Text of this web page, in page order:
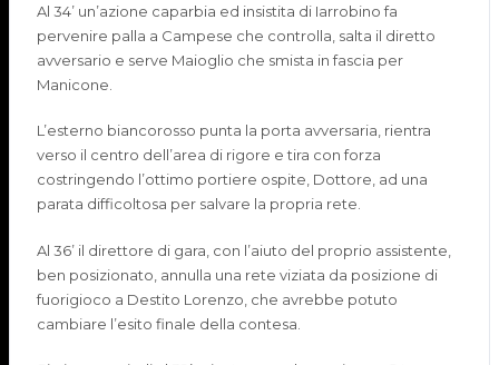
Al 34’ un’azione caparbia ed insistita di Iarrobino fa
pervenire palla a Campese che controlla, salta il diretto
avversario e serve Maioglio che smista in fascia per
Manicone
L’esterno biancorosso punta la porta avversaria, rientra
verso il centro dell’area di rigore e tira con forza
costringendo l’ottimo portiere ospite, Dottore, ad una
parata difficoltosa per salvare la propria rete.
Al 36’ il direttore di gara, con l’aiuto del proprio assistente,
ben posizionato, annulla una rete viziata da posizione di
fuorigioco a Destito Lorenzo, che avrebbe potuto
cambiare l’esito finale della contesa.